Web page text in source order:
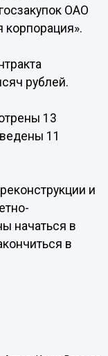
ОАО
корпорация».
рублей.
13
11
и
начаться в
в